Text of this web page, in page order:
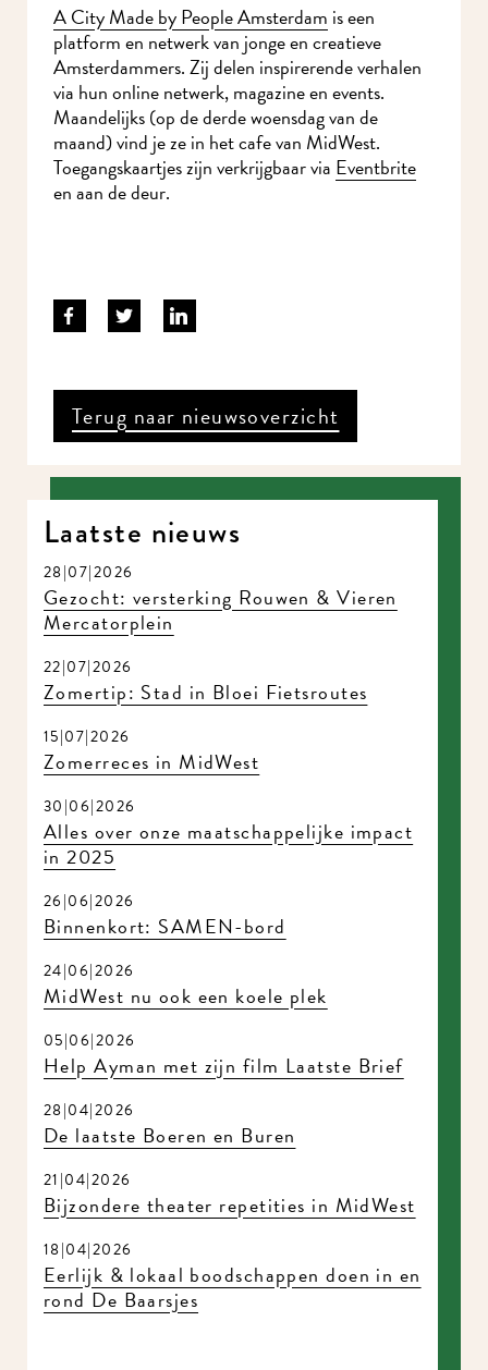
A City Made by People Amsterdam is een
platform en netwerk van jonge en creatieve
Amsterdammers. Zij delen inspirerende verhalen
via hun online netwerk, magazine en events.
Maandelijks (op de derde woensdag van de
maand) vind je ze in het cafe van MidWest.
Toegangskaartjes zijn verkrijgbaar via Eventbrite
en aan de deur.
Terug naar nieuwsoverzicht
Laatste nieuws
28|07|2026
Gezocht: versterking Rouwen & Vieren
Mercatorplein
22|07|2026
Zomertip: Stad in Bloei Fietsroutes
15|07|2026
Zomerreces in MidWest
30|06|2026
Alles over onze maatschappelijke impact
in 2025
26|06|2026
Binnenkort: SAMEN-bord
24|06|2026
MidWest nu ook een koele plek
05|06|2026
Help Ayman met zijn film Laatste Brief
28|04|2026
De laatste Boeren en Buren
21|04|2026
Bijzondere theater repetities in MidWest
18|04|2026
Eerlijk & lokaal boodschappen doen in en
rond De Baarsjes